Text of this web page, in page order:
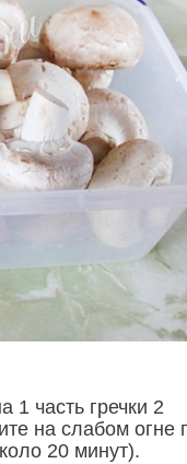
1 часть гречки 2
на слабом огне
20 минут).